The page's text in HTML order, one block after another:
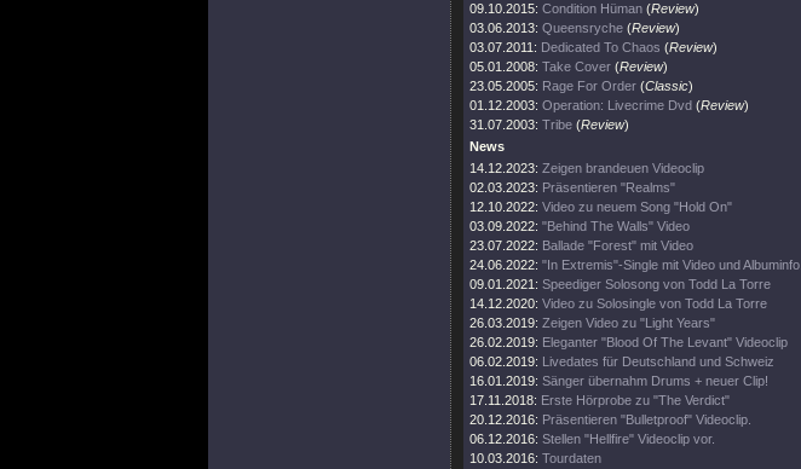
09.10.2015: Condition Hüman (Review)
03.06.2013: Queensryche (Review)
03.07.2011: Dedicated To Chaos (Review)
05.01.2008: Take Cover (Review)
23.05.2005: Rage For Order (Classic)
01.12.2003: Operation: Livecrime Dvd (Review)
31.07.2003: Tribe (Review)
News
14.12.2023: Zeigen brandeuen Videoclip
02.03.2023: Präsentieren "Realms"
12.10.2022: Video zu neuem Song "Hold On"
03.09.2022: "Behind The Walls" Video
23.07.2022: Ballade "Forest" mit Video
24.06.2022: "In Extremis"-Single mit Video und Albuminfo.
09.01.2021: Speediger Solosong von Todd La Torre
14.12.2020: Video zu Solosingle von Todd La Torre
26.03.2019: Zeigen Video zu "Light Years"
26.02.2019: Eleganter "Blood Of The Levant" Videoclip
06.02.2019: Livedates für Deutschland und Schweiz
16.01.2019: Sänger übernahm Drums + neuer Clip!
17.11.2018: Erste Hörprobe zu "The Verdict"
20.12.2016: Präsentieren "Bulletproof" Videoclip.
06.12.2016: Stellen "Hellfire" Videoclip vor.
10.03.2016: Tourdaten